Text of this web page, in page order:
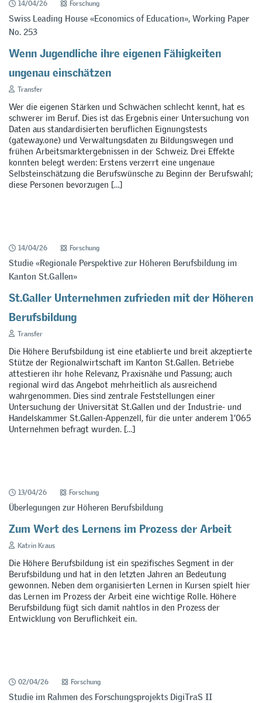
14/04/26 Forschung
Swiss Leading House «Economics of Education», Working Paper
No. 253
Wenn Jugendliche ihre eigenen Fähigkeiten
ungenau einschätzen
Transfer
Wer die eigenen Stärken und Schwächen schlecht kennt, hat es
schwerer im Beruf. Dies ist das Ergebnis einer Untersuchung von
Daten aus standardisierten beruflichen Eignungstests
(gateway.one) und Verwaltungsdaten zu Bildungswegen und
frühen Arbeitsmarktergebnissen in der Schweiz. Drei Effekte
konnten belegt werden: Erstens verzerrt eine ungenaue
Selbsteinschätzung die Berufswünsche zu Beginn der Berufswahl;
diese Personen bevorzugen […]
14/04/26 Forschung
Studie «Regionale Perspektive zur Höheren Berufsbildung im
Kanton St.Gallen»
St.Galler Unternehmen zufrieden mit der Höheren
Berufsbildung
Transfer
Die Höhere Berufsbildung ist eine etablierte und breit akzeptierte
Stütze der Regionalwirtschaft im Kanton St.Gallen. Betriebe
attestieren ihr hohe Relevanz, Praxisnähe und Passung; auch
regional wird das Angebot mehrheitlich als ausreichend
wahrgenommen. Dies sind zentrale Feststellungen einer
Untersuchung der Universität St.Gallen und der Industrie- und
Handelskammer St.Gallen-Appenzell, für die unter anderem 1’065
Unternehmen befragt wurden. […]
13/04/26 Forschung
Überlegungen zur Höheren Berufsbildung
Zum Wert des Lernens im Prozess der Arbeit
Katrin Kraus
Die Höhere Berufsbildung ist ein spezifisches Segment in der
Berufsbildung und hat in den letzten Jahren an Bedeutung
gewonnen. Neben dem organisierten Lernen in Kursen spielt hier
das Lernen im Prozess der Arbeit eine wichtige Rolle. Höhere
Berufsbildung fügt sich damit nahtlos in den Prozess der
Entwicklung von Beruflichkeit ein.
02/04/26 Forschung
Studie im Rahmen des Forschungsprojekts DigiTraS II